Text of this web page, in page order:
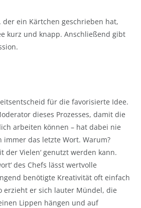
der ein Kärtchen geschrieben hat,
kurz und knapp. Anschließend gibt
für die favorisierte Idee.
dieses Prozesses, damit die
arbeiten können – hat dabei nie
immer das letzte Wort. Warum?
der Vielen‘ genutzt werden kann.
des Chefs lässt wertvolle
benötigte Kreativität oft einfach
erzieht er sich lauter Mündel, die
Lippen hängen und auf